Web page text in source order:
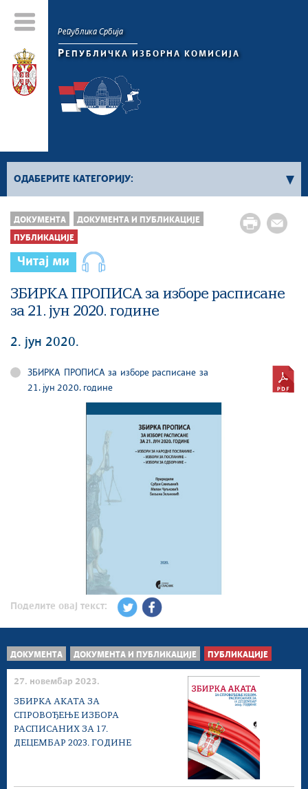
Република Србија
Р ЕПУБЛИЧКА ИЗБОРНА КОМИСИЈА
ОДАБЕРИТЕ КАТЕГОРИЈУ:
Публикације
ДОКУМЕНТА ДОКУМЕНТА И ПУБЛИКАЦИЈЕ
ПУБЛИКАЦИЈЕ
Читај ми
ЗБИРКА ПРОПИСА за изборе расписане
за 21. јун 2020. године
2. јун 2020.
ЗБИРКА ПРОПИСА за изборе расписане за
21. јун 2020. године
Поделите овај текст:
ДОКУМЕНТА ДОКУМЕНТА И ПУБЛИКАЦИЈЕ ПУБЛИКАЦИЈЕ
27. новембар 2023.
ЗБИРКА АКАТА ЗА
СПРОВОЂЕЊЕ ИЗБОРА
РАСПИСАНИХ ЗА 17.
ДЕЦЕМБАР 2023. ГОДИНЕ